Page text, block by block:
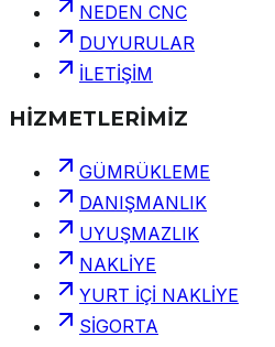
NEDEN CNC
DUYURULAR
İLETİŞİM
HİZMETLERİMİZ
GÜMRÜKLEME
DANIŞMANLIK
UYUŞMAZLIK
NAKLİYE
YURT İÇİ NAKLİYE
SİGORTA